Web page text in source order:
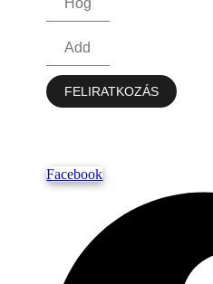
FELIRATKOZÁS
Facebook